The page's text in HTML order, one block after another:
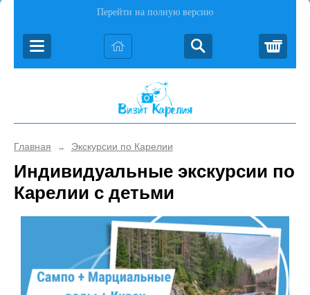
Перейти на полную версию
Главная → Экскурсии по Карелии
Индивидуальные экскурсии по
Карелии с детьми